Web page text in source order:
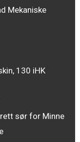
Mekaniske
130 iHK
sør for Minne